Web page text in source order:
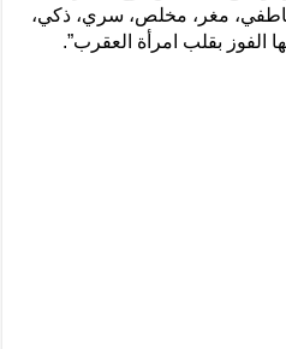
مغر، مخلص، سري، ذكي،
بقلب امرأة العقرب”.